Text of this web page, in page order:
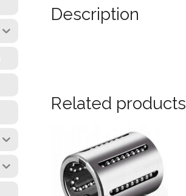
Description
Related products